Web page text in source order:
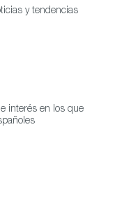
y tendencias
interés en los que